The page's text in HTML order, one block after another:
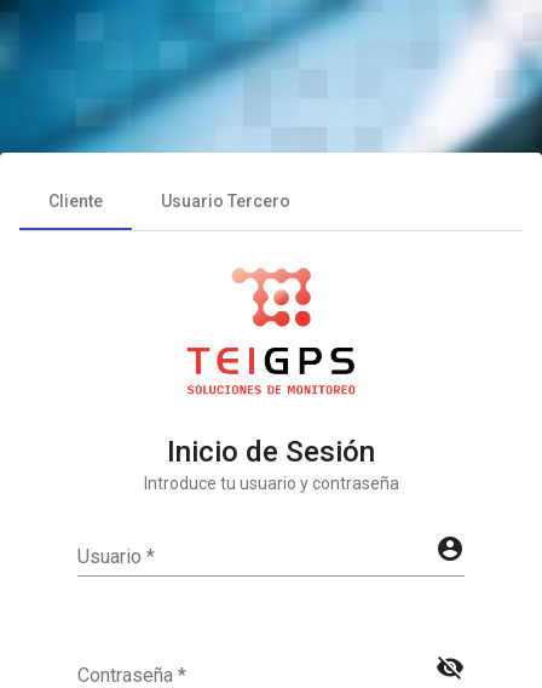
Cliente Usuario Tercero
Inicio de Sesión
Introduce tu usuario y contraseña
Usuario * account_circle
Contraseña * visibility_off